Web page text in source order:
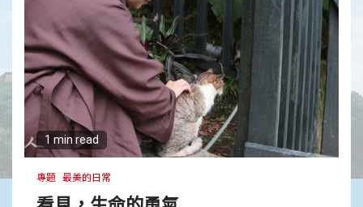
1 min read
專題 最美的日常